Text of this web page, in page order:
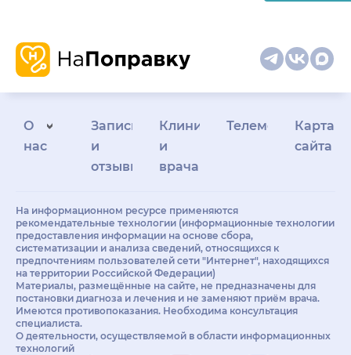
О
нас
Запись
и
отзывы
Клиникам
и
врачам
Телемедицина
Карта
сайта
На информационном ресурсе применяются
рекомендательные технологии (информационные технологии
предоставления информации на основе сбора,
систематизации и анализа сведений, относящихся к
предпочтениям пользователей сети "Интернет", находящихся
на территории Российской Федерации)
Материалы, размещённые на сайте, не предназначены для
постановки диагноза и лечения и не заменяют приём врача.
Имеются противопоказания. Необходима консультация
специалиста.
О деятельности, осуществляемой в области информационных
технологий